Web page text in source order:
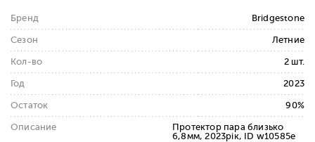
Бренд Bridgestone
Сезон Летние
Кол-во 2 шт.
Год 2023
Остаток 90%
Описание
Протектор пара близько
6,8мм, 2023рік, ID w10585e